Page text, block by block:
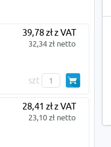
39,78 zł z VAT
32,34 zł netto
szt
28,41 zł z VAT
23,10 zł netto